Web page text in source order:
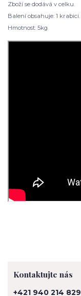
Zboží se dodává v celku.
Balení obsahuje: 1 krabici.
Hmotnost: 5kg
Kontaktujte nás
+421 940 214 829